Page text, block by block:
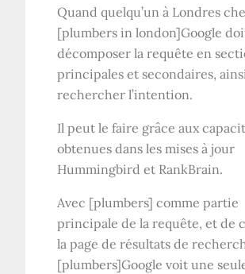
Quand quelqu’un à Londres
[plumbers in london]Google
décomposer la requête en
principales et secondaires,
rechercher l’intention.
Il peut le faire grâce aux
obtenues dans les mises à jour
Hummingbird et RankBrain.
Avec [plumbers] comme partie
principale de la requête, et de
la page de résultats de
[plumbers]Google voit une